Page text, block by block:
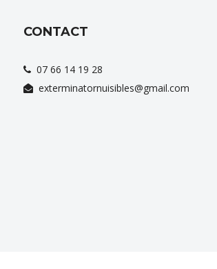
CONTACT
07 66 14 19 28
exterminatornuisibles@gmail.com